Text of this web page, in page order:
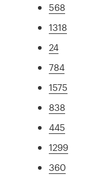
568
1318
24
784
1575
838
445
1299
360